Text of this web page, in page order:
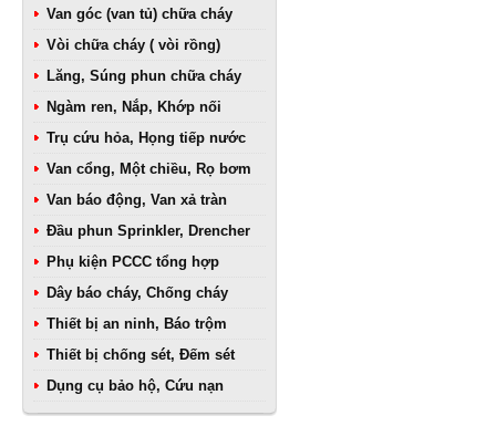
Van góc (van tủ) chữa cháy
Vòi chữa cháy ( vòi rồng)
Lăng, Súng phun chữa cháy
Ngàm ren, Nắp, Khớp nối
Trụ cứu hỏa, Họng tiếp nước
Van cổng, Một chiều, Rọ bơm
Van báo động, Van xả tràn
Đầu phun Sprinkler, Drencher
Phụ kiện PCCC tổng hợp
Dây báo cháy, Chống cháy
Thiết bị an ninh, Báo trộm
Thiết bị chống sét, Đếm sét
Dụng cụ bảo hộ, Cứu nạn